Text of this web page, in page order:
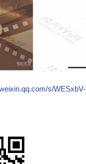
s/WESxbV-